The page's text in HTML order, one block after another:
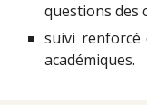
questions des
suivi renforcé
académiques.